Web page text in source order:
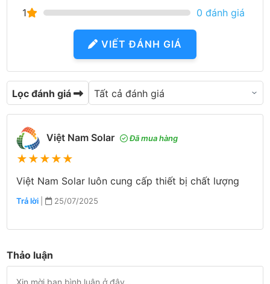
1 0 đánh giá
VIẾT ĐÁNH GIÁ
Lọc đánh giá
Việt Nam Solar Đã mua hàng
★★★★★
Việt Nam Solar luôn cung cấp thiết bị chất lượng
Trả lời | 25/07/2025
Thảo luận